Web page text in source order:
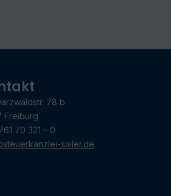
78 b
Freiburg
70 321 – 0
sailer.de